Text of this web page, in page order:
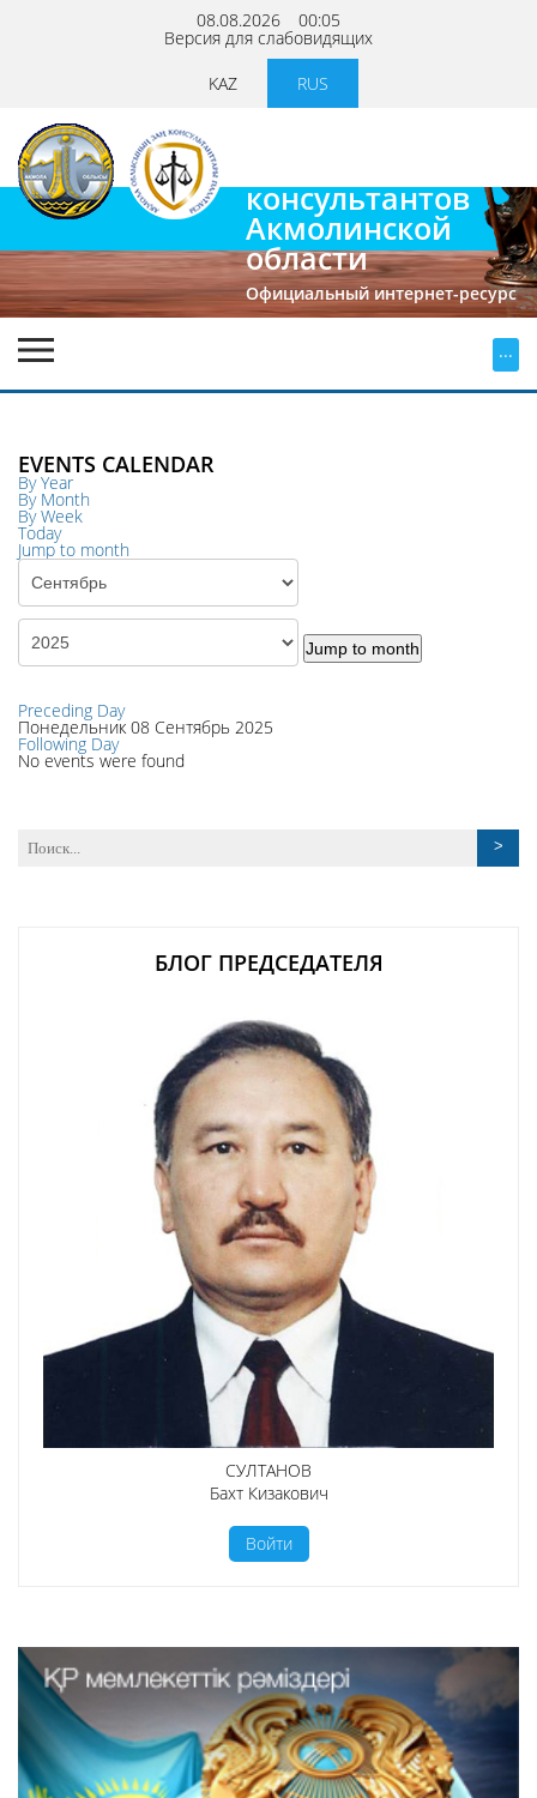
08.08.2026 00:05
Версия для слабовидящих
KAZ
RUS
консультантов
Акмолинской
области
Официальный интернет-ресурс
...
EVENTS CALENDAR
By Year
By Month
By Week
Today
Jump to month
Jump to month
Preceding Day
Понедельник 08 Сентябрь 2025
Following Day
No events were found
БЛОГ ПРЕДСЕДАТЕЛЯ
СУЛТАНОВ
Бахт Кизакович
Войти